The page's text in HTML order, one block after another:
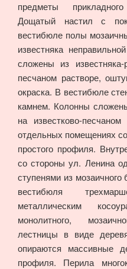
предметы
Дощатый настил с
вестибюле полы
известняка
сложены из известняка-
песчаном растворе,
окраска. В вестибюле
камнем. Колонны
на известково-
отдельных помещениях
простого профиля.
со стороны ул. Ленина
ступенями из
вестибюля
металлическим
монолитного,
лестницы в виде
опираются массивные
профиля. Перила